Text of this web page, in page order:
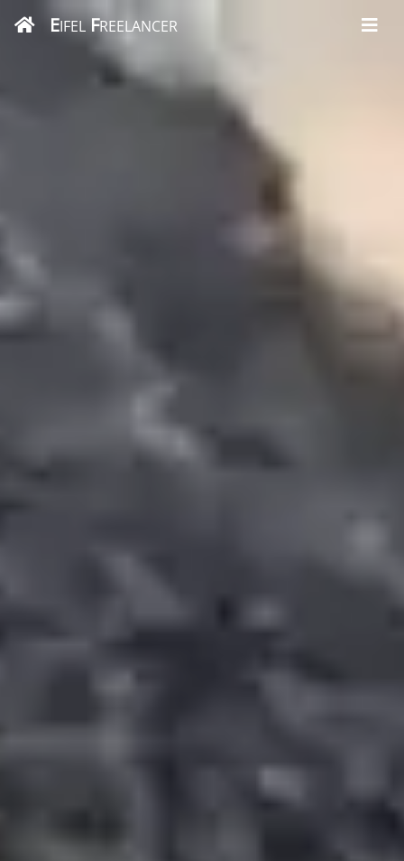
EIFELFREELANCER